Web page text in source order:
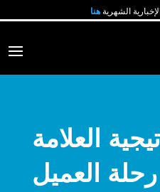
الشهرية هنا
العلامة
رحلة العميل